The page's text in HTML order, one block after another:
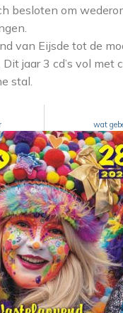
besloten om
van Eijsde tot de
jaar 3 cd’s vol met
stal.
wat